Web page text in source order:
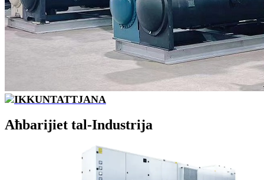
IKKUNTATTJANA
Aħbarijiet tal-Industrija